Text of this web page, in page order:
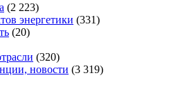
(2 223)
энергетики (331)
(20)
(320)
новости (3 319)